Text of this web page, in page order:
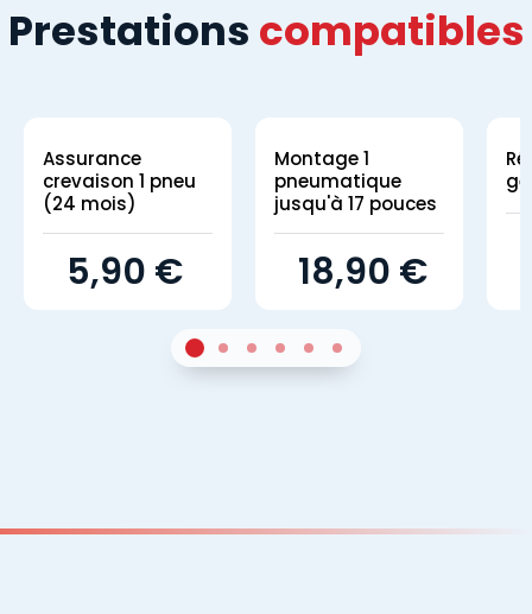
Prestations compatibles
Assurance
crevaison 1 pneu
(24 mois)
5,90 €
Montage 1
pneumatique
jusqu'à 17 pouces
18,90 €
Sur 42Sur 43Sur 44Sur 45Sur 46Sur 4